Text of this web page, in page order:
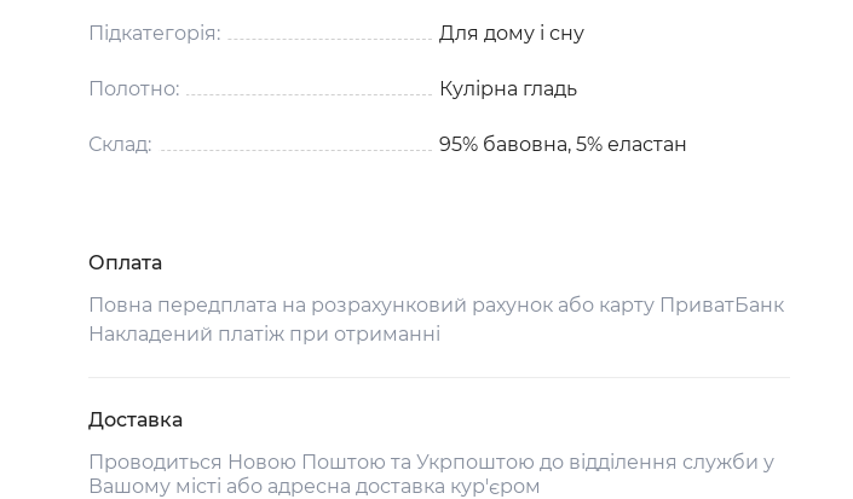
Підкатегорія: Для дому і сну
Полотно: Кулірна гладь
Склад: 95% бавовна, 5% еластан
Оплата
Повна передплата на розрахунковий рахунок або карту ПриватБанк
Накладений платіж при отриманні
Доставка
Проводиться Новою Поштою та Укрпоштою до відділення служби у
Вашому місті або адресна доставка кур'єром